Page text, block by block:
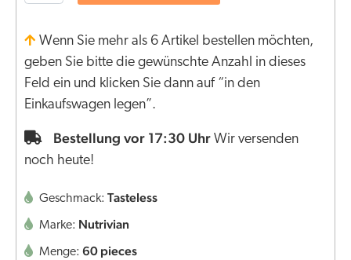
Wenn Sie mehr als 6 Artikel bestellen möchten,
geben Sie bitte die gewünschte Anzahl in dieses
Feld ein und klicken Sie dann auf “in den
Einkaufswagen legen”.
Bestellung vor 17:30 Uhr Wir versenden
noch heute!
Geschmack: Tasteless
Marke: Nutrivian
Menge: 60 pieces